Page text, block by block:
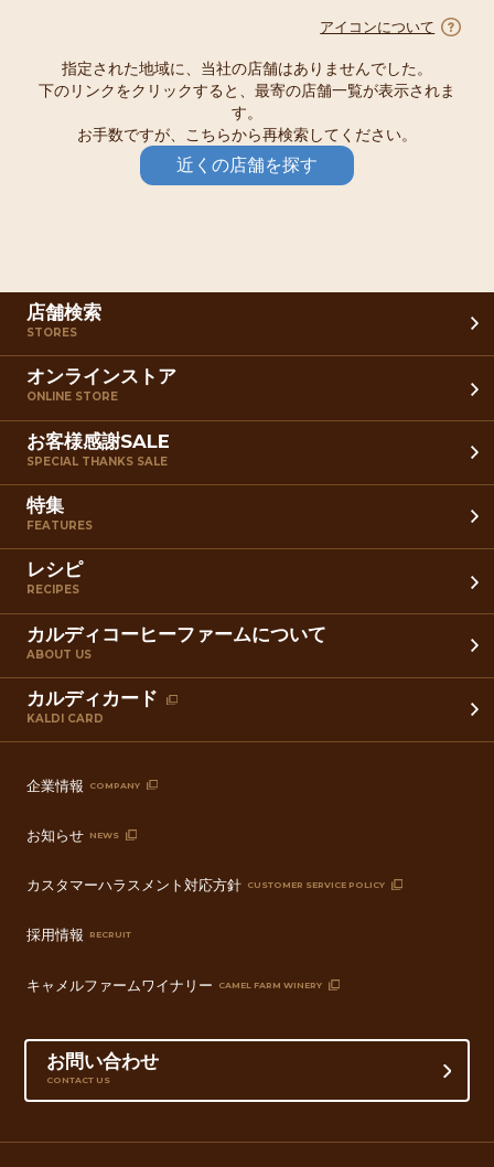
アイコンについて
指定された地域に、当社の店舗はありませんでした。
下のリンクをクリックすると、最寄の店舗一覧が表示されま
す。
お手数ですが、こちらから再検索してください。
近くの店舗を探す
店舗検索
STORES
オンラインストア
ONLINE STORE
お客様感謝SALE
SPECIAL THANKS SALE
特集
FEATURES
レシピ
RECIPES
カルディコーヒーファームについて
ABOUT US
カルディカード
KALDI CARD
企業情報 COMPANY
お知らせ NEWS
カスタマーハラスメント対応方針 CUSTOMER SERVICE POLICY
採用情報 RECRUIT
キャメルファームワイナリー CAMEL FARM WINERY
お問い合わせ
CONTACT US